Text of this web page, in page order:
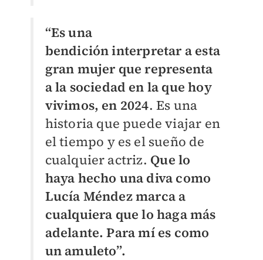
“Es una
bendición interpretar a esta
gran mujer que representa
a la sociedad en la que hoy
vivimos, en 2024. Es una
historia que puede viajar en
el tiempo y es el sueño de
cualquier actriz. Que lo
haya hecho una diva como
Lucía Méndez marca a
cualquiera que lo haga más
adelante. Para mí es como
un amuleto”.